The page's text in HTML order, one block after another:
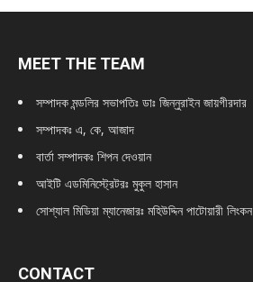
MEET THE TEAM
সম্পাদক মন্ডলির সভাপতিঃ ডাঃ জিন্নুরাইন জায়গীরদার
সম্পাদকঃ এ, কে, আজাদ
বার্তা সম্পাদকঃ শিপন দেওয়ান
আইটি এডমিনিস্ট্রেটরঃ মুকুল হাসান
সোশ্যাল মিডিয়া ম্যানেজারঃ মহিউদ্দিন পাটোয়ারী লিংকন
CONTACT